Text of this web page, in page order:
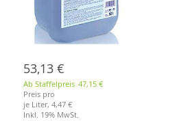
53,13 €
Ab Staffelpreis 47,15 €
Preis pro
je Liter,4,47 €
Inkl. 19% MwSt.